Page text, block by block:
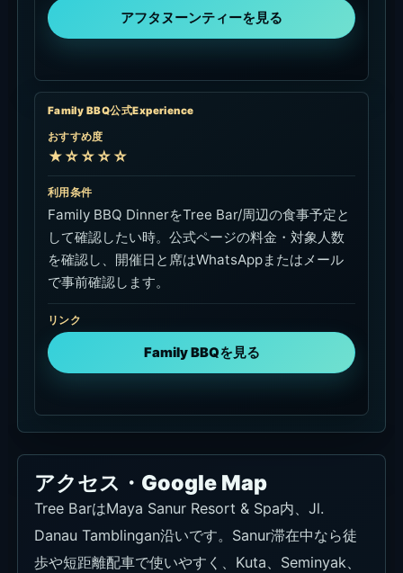
アフタヌーンティーを見る
Family BBQ公式Experience
おすすめ度
★☆☆☆☆
利用条件
Family BBQ DinnerをTree Bar/周辺の食事予定と
して確認したい時。公式ページの料金・対象人数
を確認し、開催日と席はWhatsAppまたはメール
で事前確認します。
リンク
Family BBQを見る
アクセス・Google Map
Tree BarはMaya Sanur Resort & Spa内、Jl.
Danau Tamblingan沿いです。Sanur滞在中なら徒
歩や短距離配車で使いやすく、Kuta、Seminyak、